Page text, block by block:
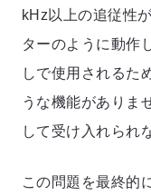
kHz以上の追従性
ターのように動作
しで使用されるた
うな機能がありま
して受け入れられ
この問題を最終的